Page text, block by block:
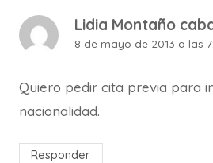
Lidia Montaño
8 de mayo de 2013 a las
Quiero pedir cita previa para
nacionalidad.
Responder